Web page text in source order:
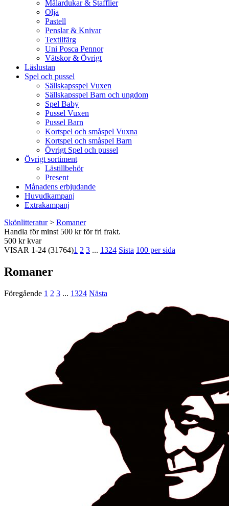
Målardukar & Stafflier
Olja
Pastell
Penslar & Knivar
Textilfärg
Uni Posca Pennor
Vätskor & Övrigt
Läslustan
Spel och pussel
Sällskapsspel Vuxen
Sällskapsspel Barn och ungdom
Spel Baby
Pussel Vuxen
Pussel Barn
Kortspel och småspel Vuxna
Kortspel och småspel Barn
Övrigt Spel och pussel
Övrigt sortiment
Lästillbehör
Present
Månadens erbjudande
Huvudkampanj
Extrakampanj
Skönlitteratur> Romaner
Handla för minst 500 kr för fri frakt.
500 kr kvar
VISAR 1-24 (31764)1 2 3 ... 1324 Sista 100 per sida
Romaner
Föregående 1 2 3 ... 1324 Nästa